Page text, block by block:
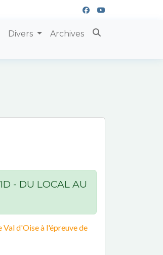
Divers Archives
- DU LOCAL AU
d'Oise à l'épreuve de